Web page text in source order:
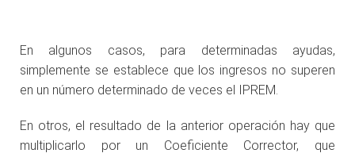
En algunos casos, para determinadas ayudas,
simplemente se establece que los ingresos no superen
en un número determinado de veces el IPREM.
En otros, el resultado de la anterior operación hay que
multiplicarlo por un Coeficiente Corrector, que